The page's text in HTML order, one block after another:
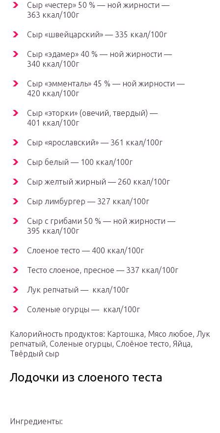
Сыр «честер» 50 % — ной жирности —
363 ккал/100г
Сыр «швейцарский» — 335 ккал/100г
Сыр «эдамер» 40 % — ной жирности —
340 ккал/100г
Сыр «эмменталь» 45 % — ной жирности —
420 ккал/100г
Сыр «эторки» (овечий, твердый) —
401 ккал/100г
Сыр «ярославский» — 361 ккал/100г
Сыр белый — 100 ккал/100г
Сыр желтый жирный — 260 ккал/100г
Сыр лимбургер — 327 ккал/100г
Сыр с грибами 50 % — ной жирности —
395 ккал/100г
Слоеное тесто — 400 ккал/100г
Тесто слоеное, пресное — 337 ккал/100г
Лук репчатый — ккал/100г
Соленые огурцы — ккал/100г
Калорийность продуктов: Картошка, Мясо любое, Лук
репчатый, Соленые огурцы, Слоёное тесто, Яйца,
Твёрдый сыр
Лодочки из слоеного теста
Ингредиенты: